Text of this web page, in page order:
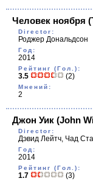
Человек ноября
Director:
Роджер Дональдсон
Год:
2014
Рейтинг (Гол.):
3.5 (2)
Мнений:
2
Джон Уик (John
Director:
Дэвид Лейтч, Чад
Год:
2014
Рейтинг (Гол.):
1.7 (3)